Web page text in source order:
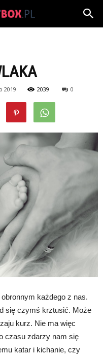
2019 2039 0
każdego z nas.
się czymś krztusić. Może
kurz. Nie ma więc
czasu zdarzy nam się
katar i kichanie, czy